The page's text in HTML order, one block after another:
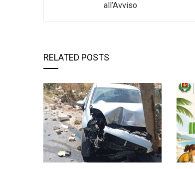
all’Avviso
RELATED POSTS